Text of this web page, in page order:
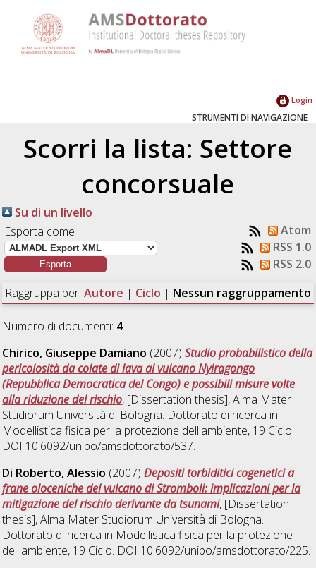
Login
STRUMENTI DI NAVIGAZIONE
Scorri la lista: Settore
concorsuale
Su di un livello
Esporta come
Atom
RSS 1.0
RSS 2.0
Raggruppa per: Autore | Ciclo | Nessun raggruppamento
Numero di documenti: 4.
Chirico, Giuseppe Damiano (2007)Studio probabilistico della
pericolosità da colate di lava al vulcano Nyiragongo
(Repubblica Democratica del Congo) e possibili misure volte
alla riduzione del rischio, [Dissertation thesis], Alma Mater
Studiorum Università di Bologna. Dottorato di ricerca in
Modellistica fisica per la protezione dell'ambiente, 19 Ciclo.
DOI 10.6092/unibo/amsdottorato/537.
Di Roberto, Alessio (2007)Depositi torbiditici cogenetici a
frane oloceniche del vulcano di Stromboli: implicazioni per la
mitigazione del rischio derivante da tsunami, [Dissertation
thesis], Alma Mater Studiorum Università di Bologna.
Dottorato di ricerca in Modellistica fisica per la protezione
dell'ambiente, 19 Ciclo. DOI 10.6092/unibo/amsdottorato/225.